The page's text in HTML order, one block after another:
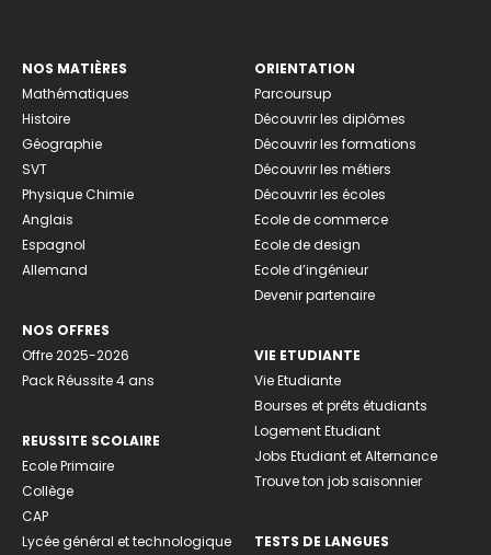
NOS MATIÈRES
Mathématiques
Histoire
Géographie
SVT
Physique Chimie
Anglais
Espagnol
Allemand
NOS OFFRES
Offre 2025-2026
Pack Réussite 4 ans
REUSSITE SCOLAIRE
Ecole Primaire
Collège
CAP
Lycée général et technologique
ORIENTATION
Parcoursup
Découvrir les diplômes
Découvrir les formations
Découvrir les métiers
Découvrir les écoles
Ecole de commerce
Ecole de design
Ecole d’ingénieur
Devenir partenaire
VIE ETUDIANTE
Vie Etudiante
Bourses et prêts étudiants
Logement Etudiant
Jobs Etudiant et Alternance
Trouve ton job saisonnier
TESTS DE LANGUES